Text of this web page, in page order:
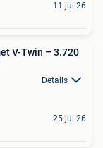
11 jul 26
V-Twin – 3.720
Details
25 jul 26